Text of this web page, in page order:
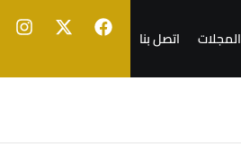
المجلات اتصل بنا